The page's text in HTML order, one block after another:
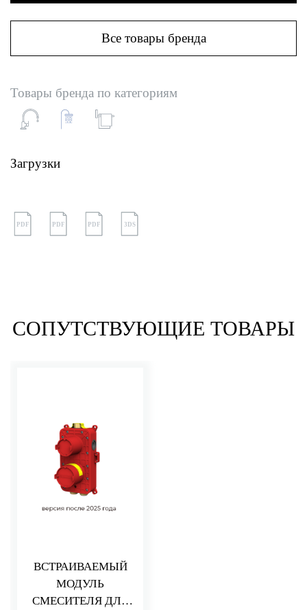
Все товары бренда
Товары бренда по категориям
Загрузки
PDF PDF PDF 3DS
СОПУТСТВУЮЩИЕ ТОВАРЫ
ВСТРАИВАЕМЫЙ
МОДУЛЬ
СМЕСИТЕЛЯ ДЛЯ